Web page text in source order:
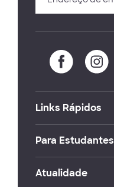
Links Rápidos
Para Estudantes
Atualidade